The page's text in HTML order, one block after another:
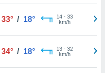
33° / 18° 14- 33
km/h
34° / 18° 13- 32
km/h